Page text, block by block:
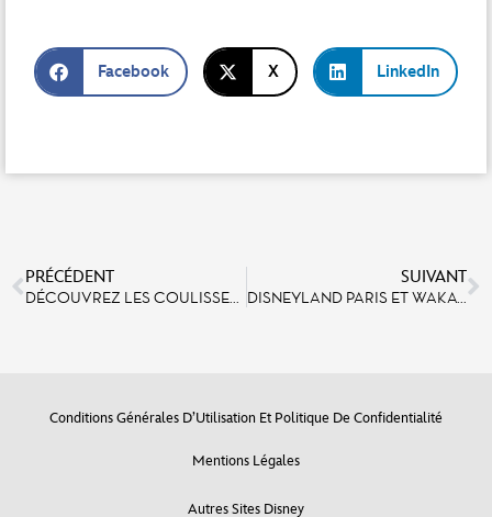
Facebook X LinkedIn
PRÉCÉDENT
DÉCOUVREZ LES COULISSES DE LA CRÉATION DES TROIS NOUVELLES EXPÉRIENCES DE THE TWILIGHT ZONE TOWER OF TERROR GRÂCE À TOM FITZGERALD, SENIOR CREATIVE DIRECTOR AT WALT DISNEY IMAGINEERING
SUIVANT
DISNEYLAND PARIS ET WAKATOON LANCENT UN PROJET INNOVANT POUR SENSIBILISER LES JEUNES VISITEURS AU RECYCLAGE
Conditions Générales D’Utilisation Et Politique De Confidentialité
Mentions Légales
Autres Sites Disney